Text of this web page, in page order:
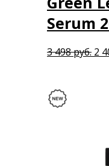
Serum
3 498руб. 2